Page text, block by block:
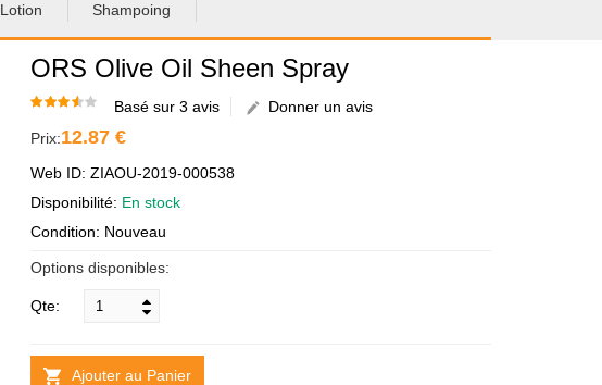
Lotion Shampoing
ORS Olive Oil Sheen Spray
Basé sur 3 avis
Donner un avis
Prix:12.87 €
Web ID: ZIAOU-2019-000538
Disponibilité: En stock
Condition: Nouveau
Options disponibles:
Qte:
Ajouter au Panier